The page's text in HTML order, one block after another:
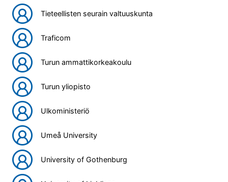
Tieteellisten seurain valtuuskunta
Traficom
Turun ammattikorkeakoulu
Turun yliopisto
Ulkoministeriö
Umeå University
University of Gothenburg